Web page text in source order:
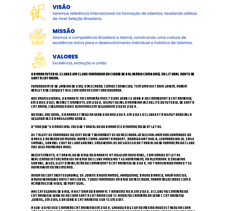
O Barra Futebol Clube é um clube formador da cidade de Balneário Camboriú, no litoral norte de
Santa Catarina.
Fundado em 18 de janeiro de 2013, o Pescador, como é conhecido, tem uma história jovem, porém
repleta de conquistas e com uma assinatura dourada.
Nos profissionais, o Barra FC foi campeão invicto das Série C e Série B do Campeonato Catarinense,
em 2015 e 2021, respectivamente. Em 2022, disputou pela primeira vez a elite do futebol de Santa
Catarina, chegando a dois semifinais em seguida em 2023 e 2024.
No nível nacional, o Barra estreou na Série D do ano 2024. Em 2025 o clube está disputando pela
segunda vez o Brasileirão Série D.
O “Por Que” e o principal foco de trabalho do Barra FC é a formação de atletas.
Os talentos formados no Centro de Treinamentos do Pescador já se espalham por gramados do
Brasil e ao redor do mundo. Nomes como Jhonata Robert, Rodrigo Mathiola, Leonardo Naldi, Saile
Samuel, Gabriel Couto e Luan Gabriel são exemplos do sucesso do trabalho de formação do clube
nos seus primeiros anos.
Recentemente, o trabalho de base do Barra FC atingiu um novo nível, com vários atletas
realizando intercâmbios na base do clube parceiro TSG Hoffenheim, na Alemanha. O zagueiro
Gabriel Jesús, eleito revelação do Campeonato Catarinense de 2024, foi transferido para o TSG
Hoffenheim no mesmo ano.
Ainda no continente europeu, os jovens Bruno Ramos, Marquinho, Bruno Branco, Kauã Vinícius,
Bruno Henrique e Krystian Cubas, todos formados na base do Pescador, foram negociados com o
Académico de Viseu, de Portugal.
Nas categorias de base, a história do Barra FC também é rica. Em 2022, o clube foi campeão do
Catarinense Série A e da Copa Santa Catarina sub-17. Ainda foi campeão da Série C Catarinense
Juvenil, em 2015, e da Série B Catarinense sub-17, em 2017.
A sub-20 foi vice-campeão catarinense em 2024, ganhou a BG Cup no mesmo ano e estreou na Copa